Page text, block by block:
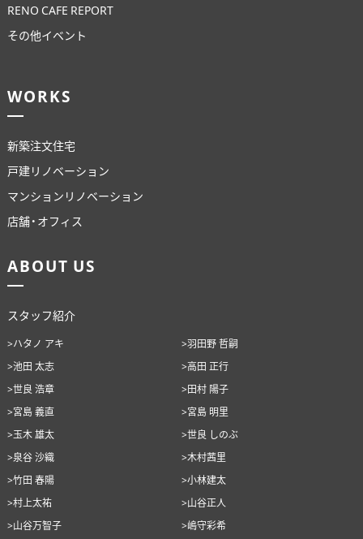
RENO CAFE REPORT
その他イベント
WORKS
新築注文住宅
戸建リノベーション
マンションリノベーション
店舗・オフィス
ABOUT US
スタッフ紹介
>ハタノ アキ
>羽田野 哲嗣
>池田 太志
>高田 正行
>世良 浩章
>田村 陽子
>宮島 義直
>宮島 明里
>玉木 雄太
>世良 しのぶ
>泉谷 沙織
>木村茜里
>竹田 春陽
>小林建太
>村上太祐
>山谷正人
>山谷万智子
>嶋守彩希